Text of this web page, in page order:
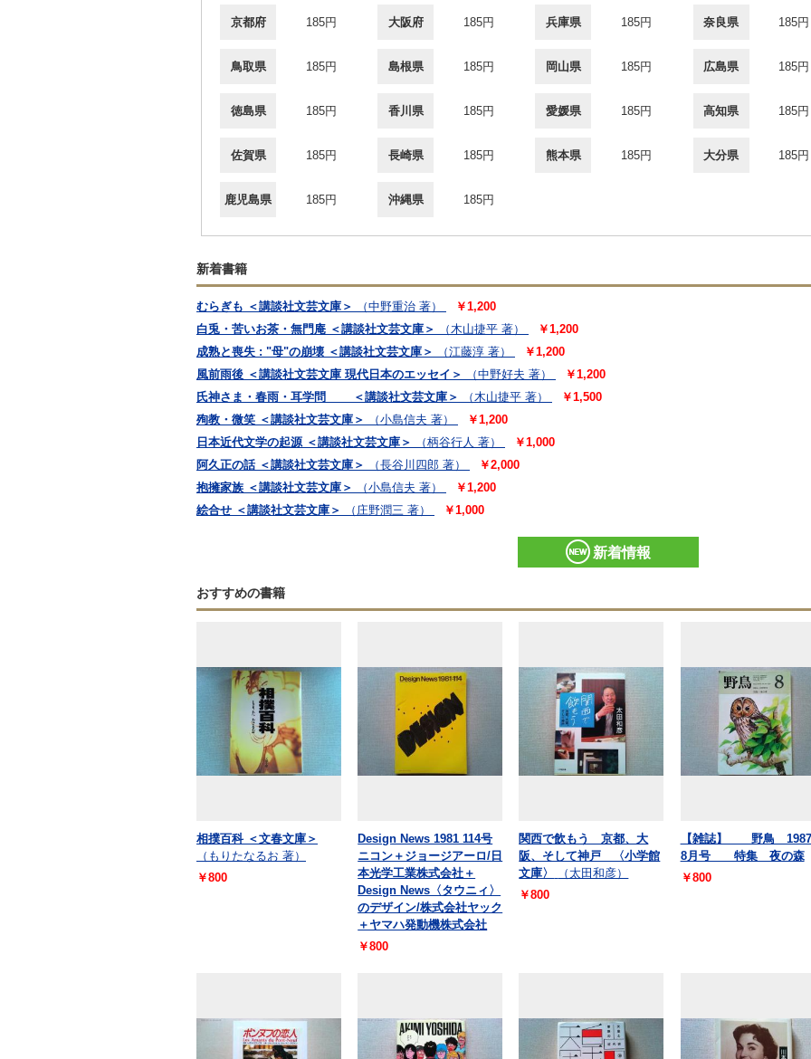
京都府 185円 大阪府 185円 兵庫県 185円 奈良県 185円
鳥取県 185円 島根県 185円 岡山県 185円 広島県 185円
徳島県 185円 香川県 185円 愛媛県 185円 高知県 185円
佐賀県 185円 長崎県 185円 熊本県 185円 大分県 185円
鹿児島県 185円 沖縄県 185円
新着書籍
むらぎも ＜講談社文芸文庫＞ （中野重治 著）
￥1,200
白兎・苦いお茶・無門庵 ＜講談社文芸文庫＞
（木山捷平 著）
￥1,200
成熟と喪失 : "母"の崩壊 ＜講談社文芸文庫＞
（江藤淳 著）
￥1,200
風前雨後 ＜講談社文芸文庫 現代日本のエッセイ＞
（中野好夫 著）
￥1,200
氏神さま・春雨・耳学問 ＜講談社文芸文庫＞
（木山捷平 著）
￥1,500
殉教・微笑 ＜講談社文芸文庫＞
（小島信夫 著）
￥1,200
日本近代文学の起源 ＜講談社文芸文庫＞
（柄谷行人 著）
￥1,000
阿久正の話 ＜講談社文芸文庫＞
（長谷川四郎 著）
￥2,000
抱擁家族 ＜講談社文芸文庫＞
（小島信夫 著）
￥1,200
絵合せ ＜講談社文芸文庫＞
（庄野潤三 著） ￥1,000
新着情報
おすすめの書籍
相撲百科 ＜文春文庫＞
（もりたなるお 著）
￥800
Design News 1981 114号
ニコン＋ジョージアーロ/日
本光学工業株式会社＋
Design News〈タウニィ〉
のデザイン/株式会社ヤック
＋ヤマハ発動機株式会社
￥800
関西で飲もう 京都、大
阪、そして神戸 〈小学館
文庫〉
（太田和彦）
￥800
【雑誌】 野鳥
8月号 特集 夜の森
￥800